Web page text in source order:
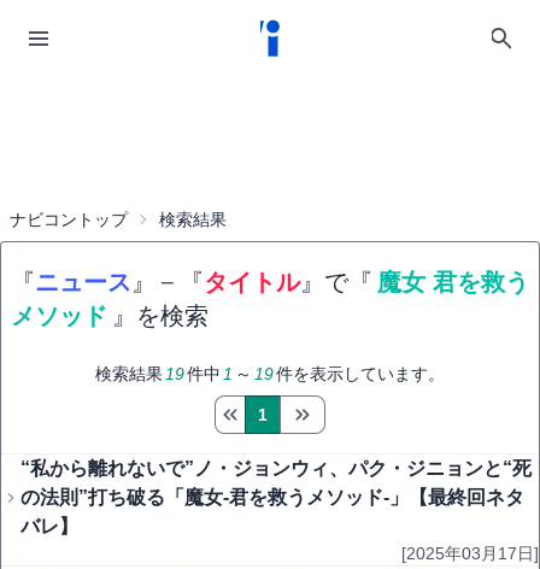
ナビコントップ 検索結果
『ニュース 』 − 『タイトル』で『 魔女 君を救う
メソッド 』を検索
検索結果 19件中 1 ～ 19件を表示しています。
1
“私から離れないで”ノ・ジョンウィ、パク・ジニョンと“死
の法則”打ち破る「魔女-君を救うメソッド-」【最終回ネタ
バレ】
[2025年03月17日]